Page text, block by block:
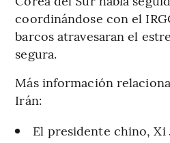
coordinándose con el
barcos atravesaran el
segura.
Más información
Irán:
El presidente chino, Xi